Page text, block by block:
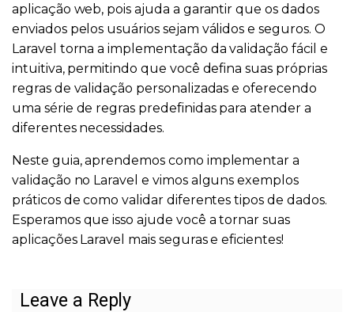
aplicação web, pois ajuda a garantir que os dados
enviados pelos usuários sejam válidos e seguros. O
Laravel torna a implementação da validação fácil e
intuitiva, permitindo que você defina suas próprias
regras de validação personalizadas e oferecendo
uma série de regras predefinidas para atender a
diferentes necessidades.
Neste guia, aprendemos como implementar a
validação no Laravel e vimos alguns exemplos
práticos de como validar diferentes tipos de dados.
Esperamos que isso ajude você a tornar suas
aplicações Laravel mais seguras e eficientes!
Leave a Reply